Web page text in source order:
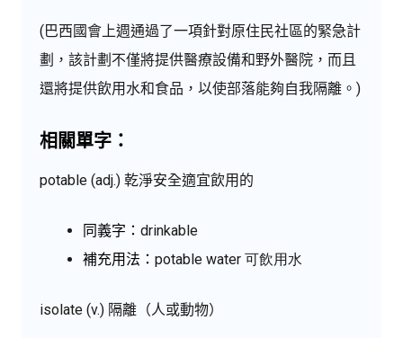
(巴西國會上週通過了一項針對原住民社區的緊急計
劃，該計劃不僅將提供醫療設備和野外醫院，而且
還將提供飲用水和食品，以使部落能夠自我隔離。)
相關單字：
potable (adj.) 乾淨安全適宜飲用的
同義字： drinkable
補充用法： potable water 可飲用水
isolate (v.) 隔離（人或動物）